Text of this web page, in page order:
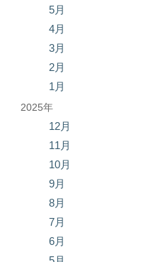
5月
4月
3月
2月
1月
2025年
12月
11月
10月
9月
8月
7月
6月